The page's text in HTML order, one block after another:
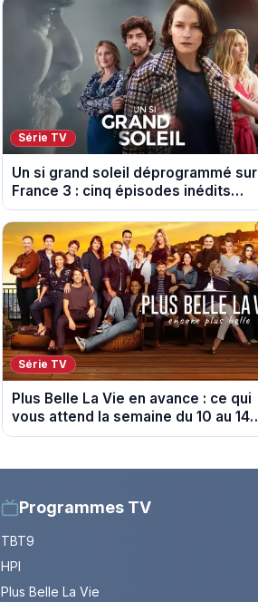
Série TV
Un si grand soleil déprogrammé sur
France 3 : cinq épisodes inédits
diffusés le 13 août
Série TV
Plus Belle La Vie en avance : ce qui
vous attend la semaine du 10 au 14
août 2026 (spoiler)
Programmes TV
TBT9
HPI
Plus Belle La Vie